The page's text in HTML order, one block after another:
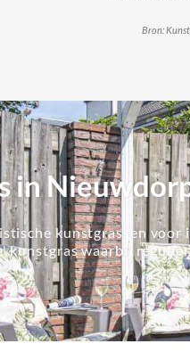
Bron:
in
kunstgrassen
waarbij